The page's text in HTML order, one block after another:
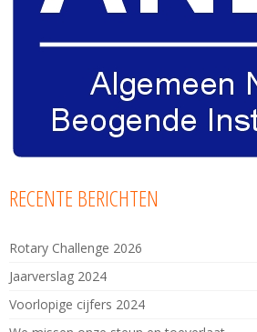
RECENTE BERICHTEN
Rotary Challenge 2026
Jaarverslag 2024
Voorlopige cijfers 2024